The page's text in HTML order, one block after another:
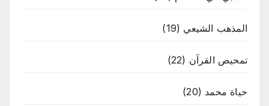
المذهب الشيعي (19)
تمحيص القرآن (22)
حياة محمد (20)